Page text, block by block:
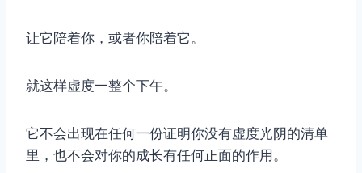
让它陪着你，或者你陪着它。
就这样虚度一整个下午。
它不会出现在任何一份证明你没有虚度光阴的清单
里，也不会对你的成长有任何正面的作用。